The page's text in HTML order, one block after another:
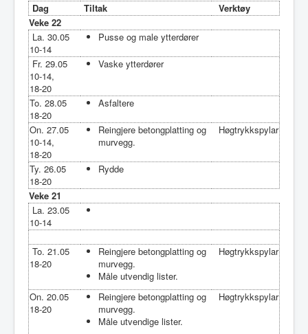
Dag Tiltak
Verktøy
Veke 22
La. 30.05
10-14
Pusse og male ytterdører
Fr. 29.05
10-14,
18-20
Vaske ytterdører
To. 28.05
18-20
Asfaltere
On. 27.05
10-14,
18-20
Reingjere betongplatting og
murvegg.
Høgtrykkspylar
Ty. 26.05
18-20
Rydde
Veke 21
La. 23.05
10-14
To. 21.05
18-20
Reingjere betongplatting og
murvegg.
Måle utvendig lister.
Høgtrykkspylar
On. 20.05
18-20
Reingjere betongplatting og
murvegg.
Måle utvendige lister.
Høgtrykkspylar